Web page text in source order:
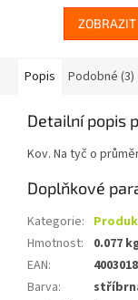
ZOBRAZIT
Popis Podobné (3)
Detailní popis
Kov. Na tyč o
Doplňkové
Kategorie:
Hmotnost:
0.077
EAN:
Barva: